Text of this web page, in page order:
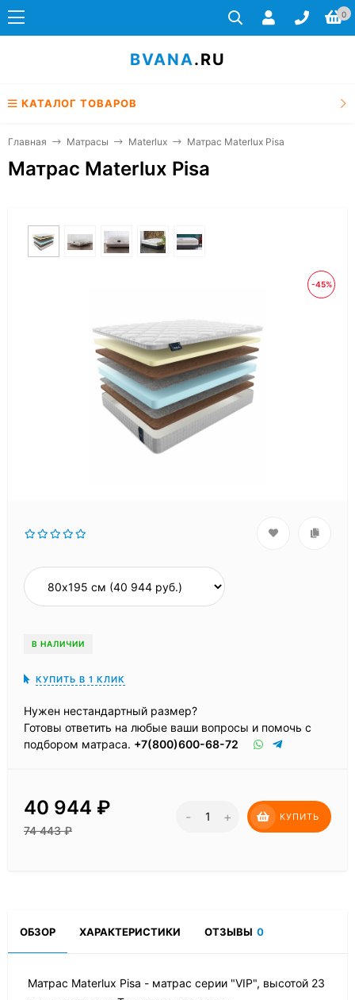
0
BVANA.RU
КАТАЛОГ ТОВАРОВ
Главная Матрасы Materlux Матрас Materlux Pisa
Матрас Materlux Pisa
-45%
В НАЛИЧИИ
КУПИТЬ В 1 КЛИК
Нужен нестандартный размер?
Готовы ответить на любые ваши вопросы и помочь с
подбором матраса. +7(800)600-68-72
40 944 ₽
74 443₽
- + КУПИТЬ
ОБЗОР ХАРАКТЕРИСТИКИ ОТЗЫВЫ 0
Матрас Materlux Pisa - матрас серии "VIP", высотой 23